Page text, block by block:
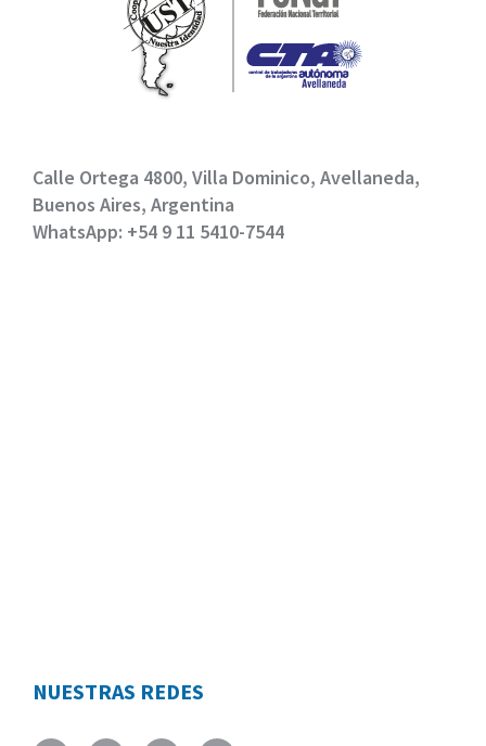
Calle Ortega 4800, Villa Dominico, Avellaneda,
Buenos Aires, Argentina
WhatsApp: +54 9 11 5410-7544
NUESTRAS REDES